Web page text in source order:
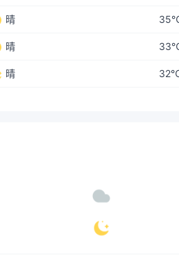
晴
晴
晴